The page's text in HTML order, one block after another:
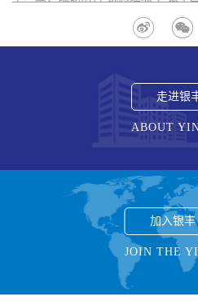
走进银
ABOUT
加入银丰
JOIN THE